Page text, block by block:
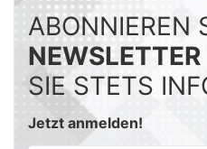
ABONNIEREN
NEWSLETTER
SIE STETS
Jetzt anmelden!